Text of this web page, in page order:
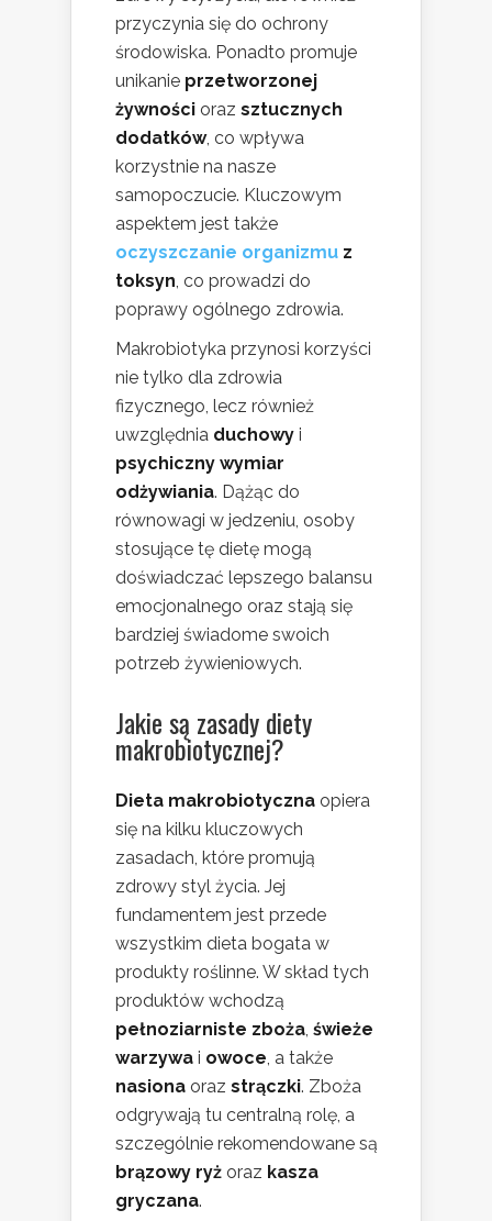
przyczynia się do ochrony
środowiska. Ponadto promuje
unikanie przetworzonej
żywności oraz sztucznych
dodatków, co wpływa
korzystnie na nasze
samopoczucie. Kluczowym
aspektem jest także
oczyszczanie organizmu z
toksyn, co prowadzi do
poprawy ogólnego zdrowia.
Makrobiotyka przynosi korzyści
nie tylko dla zdrowia
fizycznego, lecz również
uwzględnia duchowy i
psychiczny wymiar
odżywiania. Dążąc do
równowagi w jedzeniu, osoby
stosujące tę dietę mogą
doświadczać lepszego balansu
emocjonalnego oraz stają się
bardziej świadome swoich
potrzeb żywieniowych.
Jakie są zasady diety
makrobiotycznej?
Dieta makrobiotyczna opiera
się na kilku kluczowych
zasadach, które promują
zdrowy styl życia. Jej
fundamentem jest przede
wszystkim dieta bogata w
produkty roślinne. W skład tych
produktów wchodzą
pełnoziarniste zboża, świeże
warzywa i owoce, a także
nasiona oraz strączki. Zboża
odgrywają tu centralną rolę, a
szczególnie rekomendowane są
brązowy ryż oraz kasza
gryczana.